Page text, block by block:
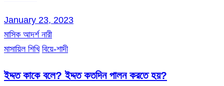
January 23, 2023
মাসিক আদর্শ নারী
মাসায়িল শিখি বিয়ে-শাদী
ইদ্দত কাকে বলে? ইদ্দত কতদিন পালন করতে হয়?